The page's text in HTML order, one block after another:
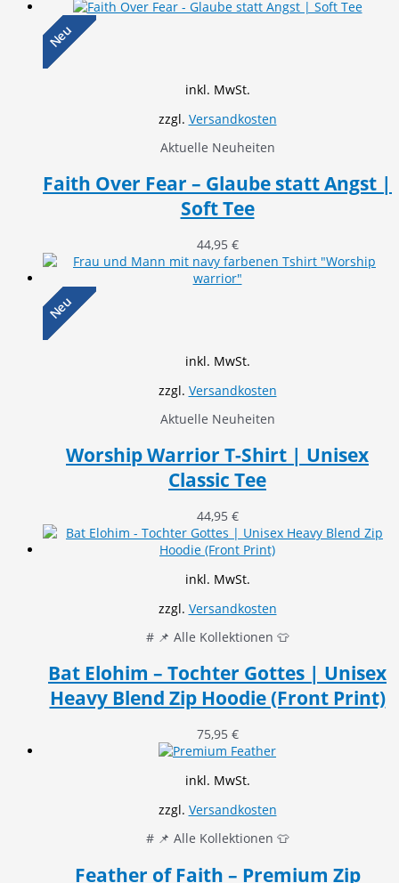
Neu
inkl. MwSt.
zzgl. Versandkosten
Aktuelle Neuheiten
Faith Over Fear – Glaube statt Angst |
Soft Tee
44,95 €
Neu
inkl. MwSt.
zzgl. Versandkosten
Aktuelle Neuheiten
Worship Warrior T-Shirt | Unisex
Classic Tee
44,95 €
inkl. MwSt.
zzgl. Versandkosten
# 📌 Alle Kollektionen 👕
Bat Elohim – Tochter Gottes | Unisex
Heavy Blend Zip Hoodie (Front Print)
75,95 €
inkl. MwSt.
zzgl. Versandkosten
# 📌 Alle Kollektionen 👕
Feather of Faith – Premium Zip